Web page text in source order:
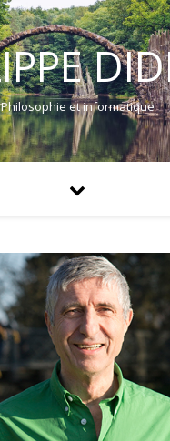
Philosophie et informatique